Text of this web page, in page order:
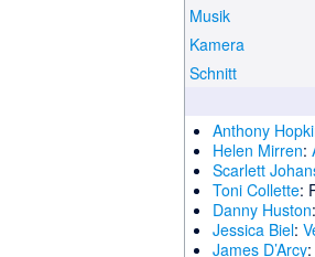
Musik
Kamera
Schnitt
Anthony
Helen Mirren:
Scarlett
Toni Collette:
Danny Huston
Jessica Biel:
James D’Arcy